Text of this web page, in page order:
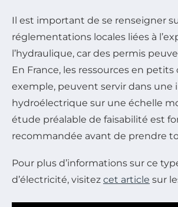
Il est important de se renseigner
réglementations locales liées à
l’hydraulique, car des permis
En France, les ressources en petits
exemple, peuvent servir dans une
hydroélectrique sur une échelle
étude préalable de faisabilité est
recommandée avant de prendre
Pour plus d’informations sur ce
d’électricité, visitez cet article sur